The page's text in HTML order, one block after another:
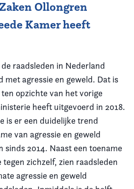
Ollongren
Kamer heeft
raadsleden in Nederland
met agressie en geweld. Dat is
opzichte van het vorige
heeft uitgevoerd in 2018.
is er een duidelijke trend
van agressie en geweld
sinds 2014. Naast een toename
tegen zichzelf, zien raadsleden
agressie en geweld